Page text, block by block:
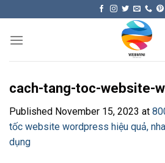
content
cach-tang-toc-website-
Published November 15, 2023 at
tốc website wordpress hiệu quả,
dụng